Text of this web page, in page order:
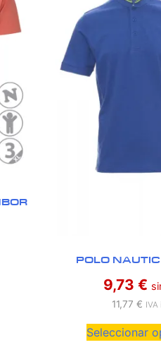
POLO
9,73 €
11,77 € IVA
Seleccionar